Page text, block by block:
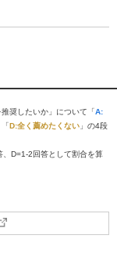
奨したいか」について「A:
「D:全く薦めたくない 」の4段
D=1-2回答として割合を算